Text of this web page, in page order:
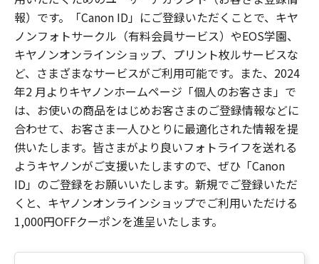
報）です。「Canon ID」にご登録いただくことで、キヤ
ノンフォトサークル（有料会員サービス）やEOS学園、
キヤノンオンラインショップ、プリント枚ルサービスな
ど、さまざまなサービスがご利用可能です。また、2024
年2 月よりキヤノンホームページ「個人のお客さま」で
は、お使いの商品をはじめお客さまのご登録情報などに
合わせて、お客さま一人ひとりに最適化された情報を提
供いたします。皆さまがより良いフォトライフを送れる
ようキヤノンがご支援いたしますので、ぜひ「Canon
ID」のご登録をお願いいたします。新規でご登録いただ
くと、キヤノンオンラインショップでご利用いただける
1,000円OFFクーポンを進呈いたします。